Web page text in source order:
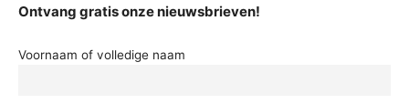
Ontvang gratis onze nieuwsbrieven!
Voornaam of volledige naam